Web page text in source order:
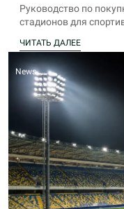
Руководство по
стадионов для
рекомендациями от
ЧИТАТЬ ДАЛЕЕ
News